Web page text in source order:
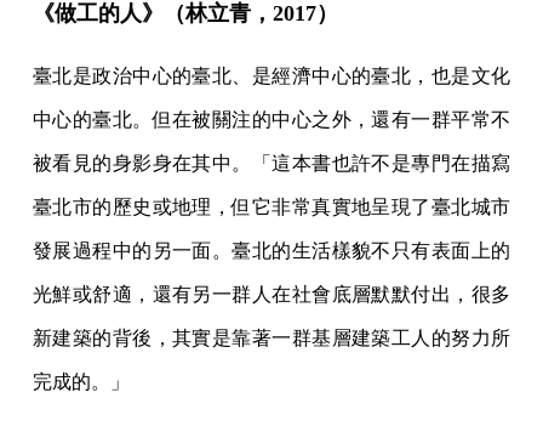
《做工的人》（林立青，2017）
臺北是政治中心的臺北、是經濟中心的臺北，也是文化
中心的臺北。但在被關注的中心之外，還有一群平常不
被看見的身影身在其中。「這本書也許不是專門在描寫
臺北市的歷史或地理，但它非常真實地呈現了臺北城市
發展過程中的另一面。臺北的生活樣貌不只有表面上的
光鮮或舒適，還有另一群人在社會底層默默付出，很多
新建築的背後，其實是靠著一群基層建築工人的努力所
完成的。」